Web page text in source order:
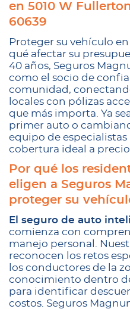
en 5010 W
60639
Proteger su vehículo
qué afectar su
40 años, Seguros
como el socio de
comunidad,
locales con pólizas
que más importa. Ya
primer auto o
equipo de
cobertura ideal a
Por qué los
eligen a Seguros
proteger su
El seguro de auto
comienza con
manejo personal.
reconocen los retos
los conductores de la
conocimiento dentro
para identificar
costos. Seguros